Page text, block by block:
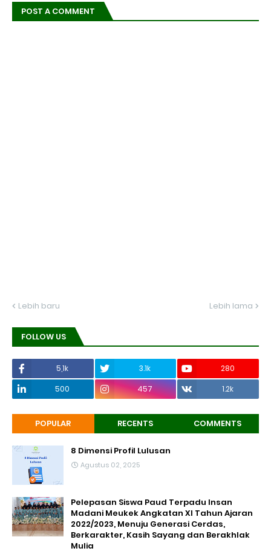
POST A COMMENT
Lebih baru Lebih lama
FOLLOW US
5,1k 3.1k
280
500
457 1.2k
POPULAR RECENTS COMMENTS
8 Dimensi Profil Lulusan
Agustus 02, 2025
Pelepasan Siswa Paud Terpadu Insan
Madani Meukek Angkatan XI Tahun Ajaran
2022/2023, Menuju Generasi Cerdas,
Berkarakter, Kasih Sayang dan Berakhlak
Mulia